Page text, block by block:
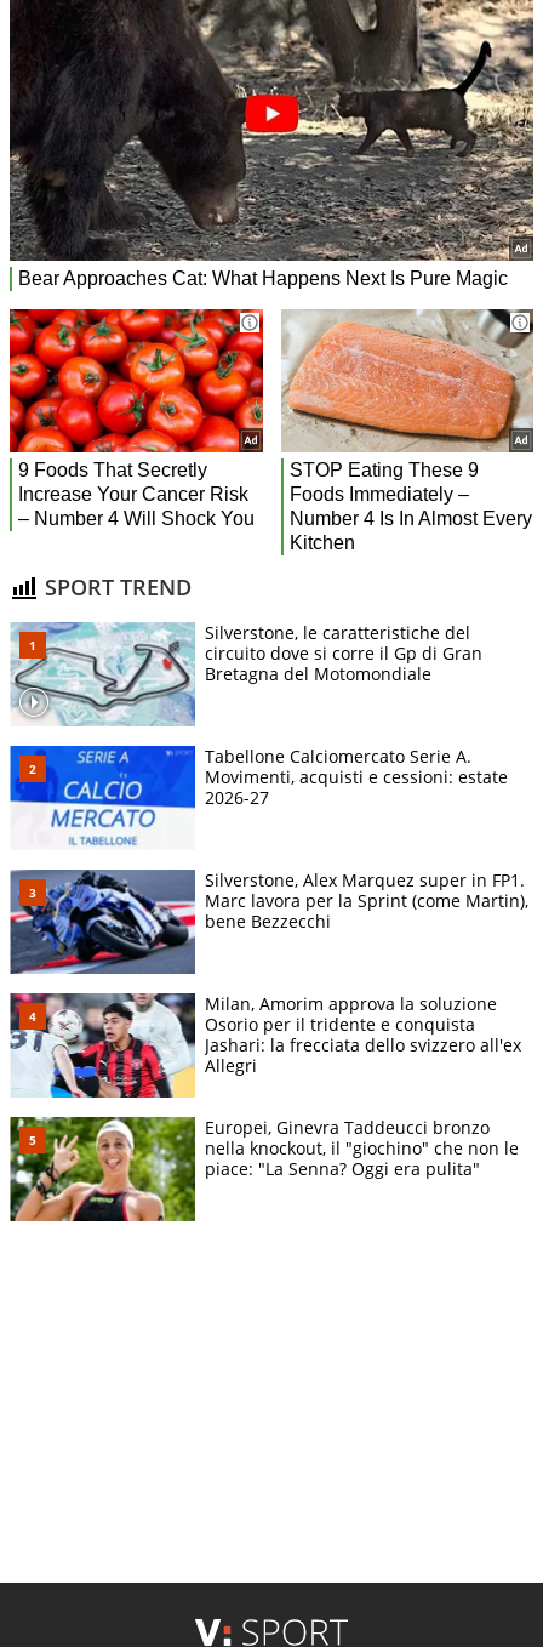
SPORT TREND
Silverstone, le caratteristiche del
circuito dove si corre il Gp di Gran
Bretagna del Motomondiale
Tabellone Calciomercato Serie A.
Movimenti, acquisti e cessioni: estate
2026-27
Silverstone, Alex Marquez super in FP1.
Marc lavora per la Sprint (come Martin),
bene Bezzecchi
Milan, Amorim approva la soluzione
Osorio per il tridente e conquista
Jashari: la frecciata dello svizzero all'ex
Allegri
Europei, Ginevra Taddeucci bronzo
nella knockout, il "giochino" che non le
piace: "La Senna? Oggi era pulita"